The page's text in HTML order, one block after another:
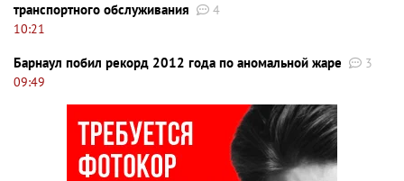
транспортного обслуживания
4
10:21
Барнаул побил рекорд 2012 года по аномальной жаре
3
09:49